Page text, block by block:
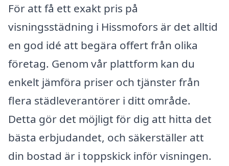
För att få ett exakt pris på
visningsstädning i Hissmofors är det alltid
en god idé att begära offert från olika
företag. Genom vår plattform kan du
enkelt jämföra priser och tjänster från
flera städleverantörer i ditt område.
Detta gör det möjligt för dig att hitta det
bästa erbjudandet, och säkerställer att
din bostad är i toppskick inför visningen.